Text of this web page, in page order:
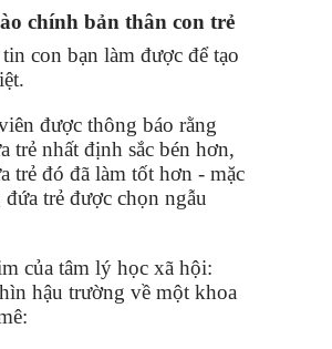
chính bản thân con trẻ
con bạn làm được để tạo
được thông báo rằng
trẻ nhất định sắc bén hơn,
trẻ đó đã làm tốt hơn - mặc
trẻ được chọn ngẫu
của tâm lý học xã hội:
hậu trường về một khoa